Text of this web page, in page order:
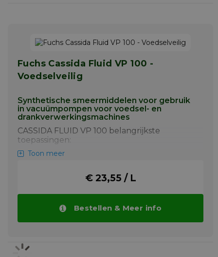
Fuchs Cassida Fluid VP 100 -
Voedselveilig
Synthetische smeermiddelen voor gebruik
in vacuümpompen voor voedsel- en
drankverwerkingsmachines
CASSIDA FLUID VP 100 belangrijkste
toepassingen:
Vacuümpompen die een middelgroot
CASSIDA FLUID VP 68 en 100 zijn
ontwikkeld voor gebruik in vacuümpompen
die worden gebruikt in de
voedingsmiddelen- en drankenverwerkende
en verpakkingsindustrie. Ze zijn gebaseerd
vloeistoffen en geselecteerde additieven die
zijn gekozen vanwege hun vermogen om te
Toon meer
€ 23,55 / L
Bestellen & Meer info